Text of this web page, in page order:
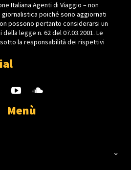
Italiana Agenti di Viaggio – non
poiché sono aggiornati
possono pertanto considerarsi un
legge n. 62 del 07.03.2001. Le
la responsabilità dei rispettivi
Menù